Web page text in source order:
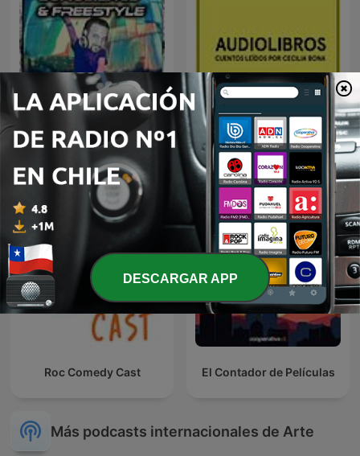
Marky D's Eurodance &
Freestyle
Audiolibros Por qué leer
Roc Comedy Cast El Contador de Películas
Más podcasts internacionales de Arte
DESCARGAR APP